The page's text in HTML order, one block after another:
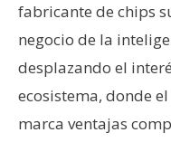
fabricante de chips
negocio de la
desplazando el
ecosistema, donde
marca ventajas